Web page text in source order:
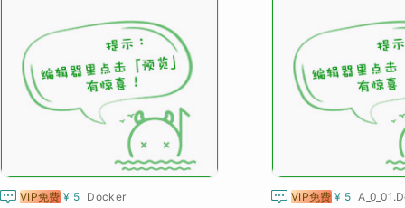
 VIP免费 ¥ 5 Docker  VIP免费 ¥ 5